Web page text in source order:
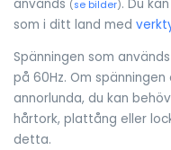
används (se bilder). Du
som i ditt land med
Spänningen som
på 60Hz. Om
annorlunda, du kan
hårtork, plattång eller
detta.